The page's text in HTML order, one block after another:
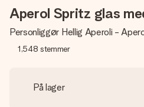
Aperol Spritz glas
Personliggør Hellig Aperoli -
1,548 stemmer
På lager